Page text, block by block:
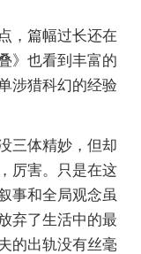
，篇幅过长还在
》也看到丰富的
涉猎科幻的经验
三体精妙，但却
厉害。只是在这
事和全局观念虽
弃了生活中的最
的出轨没有丝毫